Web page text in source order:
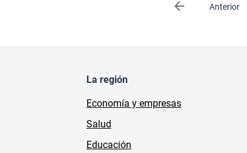
Anterior
Página anterior
La región
Economía y empresas
Salud
Educación